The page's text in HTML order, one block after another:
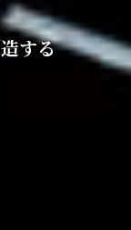
する